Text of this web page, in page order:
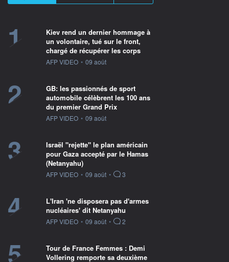
1
Kiev rend un dernier hommage à
un volontaire, tué sur le front,
chargé de récupérer les corps
information fournie par
AFP VIDEO • 09 août
2
GB: les passionnés de sport
automobile célèbrent les 100 ans
du premier Grand Prix
information fournie par
AFP VIDEO • 09 août
3
Israël "rejette" le plan américain
pour Gaza accepté par le Hamas
(Netanyahu)
information fournie par
AFP VIDEO • 09 août • 3
4
L'Iran 'ne disposera pas d'armes
nucléaires' dit Netanyahu
information fournie par
AFP VIDEO • 09 août • 2
5
Tour de France Femmes : Demi
Vollering remporte sa deuxième